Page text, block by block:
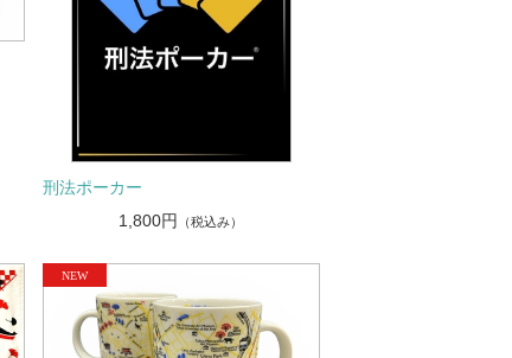
刑法ポーカー
1,800円
（税込み）